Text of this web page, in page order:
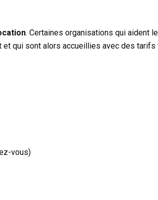
. Certaines organisations qui aident
qui sont alors accueillies avec des
vous)